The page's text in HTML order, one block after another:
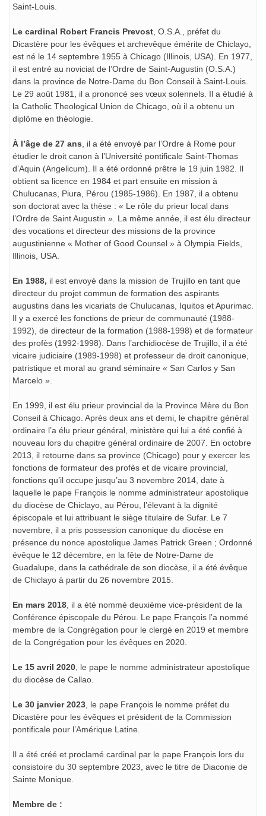
Saint-Louis.
Le cardinal Robert Francis Prevost , O.S.A., préfet du
Dicastère pour les évêques et archevêque émérite de Chiclayo,
est né le 14 septembre 1955 à Chicago (Illinois, USA). En 1977,
il est entré au noviciat de l’Ordre de Saint-Augustin (O.S.A.)
dans la province de Notre-Dame du Bon Conseil à Saint-Louis.
Le 29 août 1981, il a prononcé ses vœux solennels. Il a étudié à
la Catholic Theological Union de Chicago, où il a obtenu un
diplôme en théologie.
À l’âge de 27 ans , il a été envoyé par l’Ordre à Rome pour
étudier le droit canon à l’Université pontificale Saint-Thomas
d’Aquin (Angelicum). Il a été ordonné prêtre le 19 juin 1982. Il
obtient sa licence en 1984 et part ensuite en mission à
Chulucanas, Piura, Pérou (1985-1986). En 1987, il a obtenu
son doctorat avec la thèse : « Le rôle du prieur local dans
l’Ordre de Saint Augustin ». La même année, il est élu directeur
des vocations et directeur des missions de la province
augustinienne « Mother of Good Counsel » à Olympia Fields,
Illinois, USA.
En 1988, il est envoyé dans la mission de Trujillo en tant que
directeur du projet commun de formation des aspirants
augustins dans les vicariats de Chulucanas, Iquitos et Apurimac.
Il y a exercé les fonctions de prieur de communauté (1988-
1992), de directeur de la formation (1988-1998) et de formateur
des profès (1992-1998). Dans l’archidiocèse de Trujillo, il a été
vicaire judiciaire (1989-1998) et professeur de droit canonique,
patristique et moral au grand séminaire « San Carlos y San
Marcelo ».
En 1999, il est élu prieur provincial de la Province Mère du Bon
Conseil à Chicago. Après deux ans et demi, le chapitre général
ordinaire l’a élu prieur général, ministère qui lui a été confié à
nouveau lors du chapitre général ordinaire de 2007. En octobre
2013, il retourne dans sa province (Chicago) pour y exercer les
fonctions de formateur des profès et de vicaire provincial,
fonctions qu’il occupe jusqu’au 3 novembre 2014, date à
laquelle le pape François le nomme administrateur apostolique
du diocèse de Chiclayo, au Pérou, l’élevant à la dignité
épiscopale et lui attribuant le siège titulaire de Sufar. Le 7
novembre, il a pris possession canonique du diocèse en
présence du nonce apostolique James Patrick Green ; Ordonné
évêque le 12 décembre, en la fête de Notre-Dame de
Guadalupe, dans la cathédrale de son diocèse, il a été évêque
de Chiclayo à partir du 26 novembre 2015.
En mars 2018 , il a été nommé deuxième vice-président de la
Conférence épiscopale du Pérou. Le pape François l’a nommé
membre de la Congrégation pour le clergé en 2019 et membre
de la Congrégation pour les évêques en 2020.
Le 15 avril 2020 , le pape le nomme administrateur apostolique
du diocèse de Callao.
Le 30 janvier 2023 , le pape François le nomme préfet du
Dicastère pour les évêques et président de la Commission
pontificale pour l’Amérique Latine.
Il a été créé et proclamé cardinal par le pape François lors du
consistoire du 30 septembre 2023, avec le titre de Diaconie de
Sainte Monique.
Membre de :